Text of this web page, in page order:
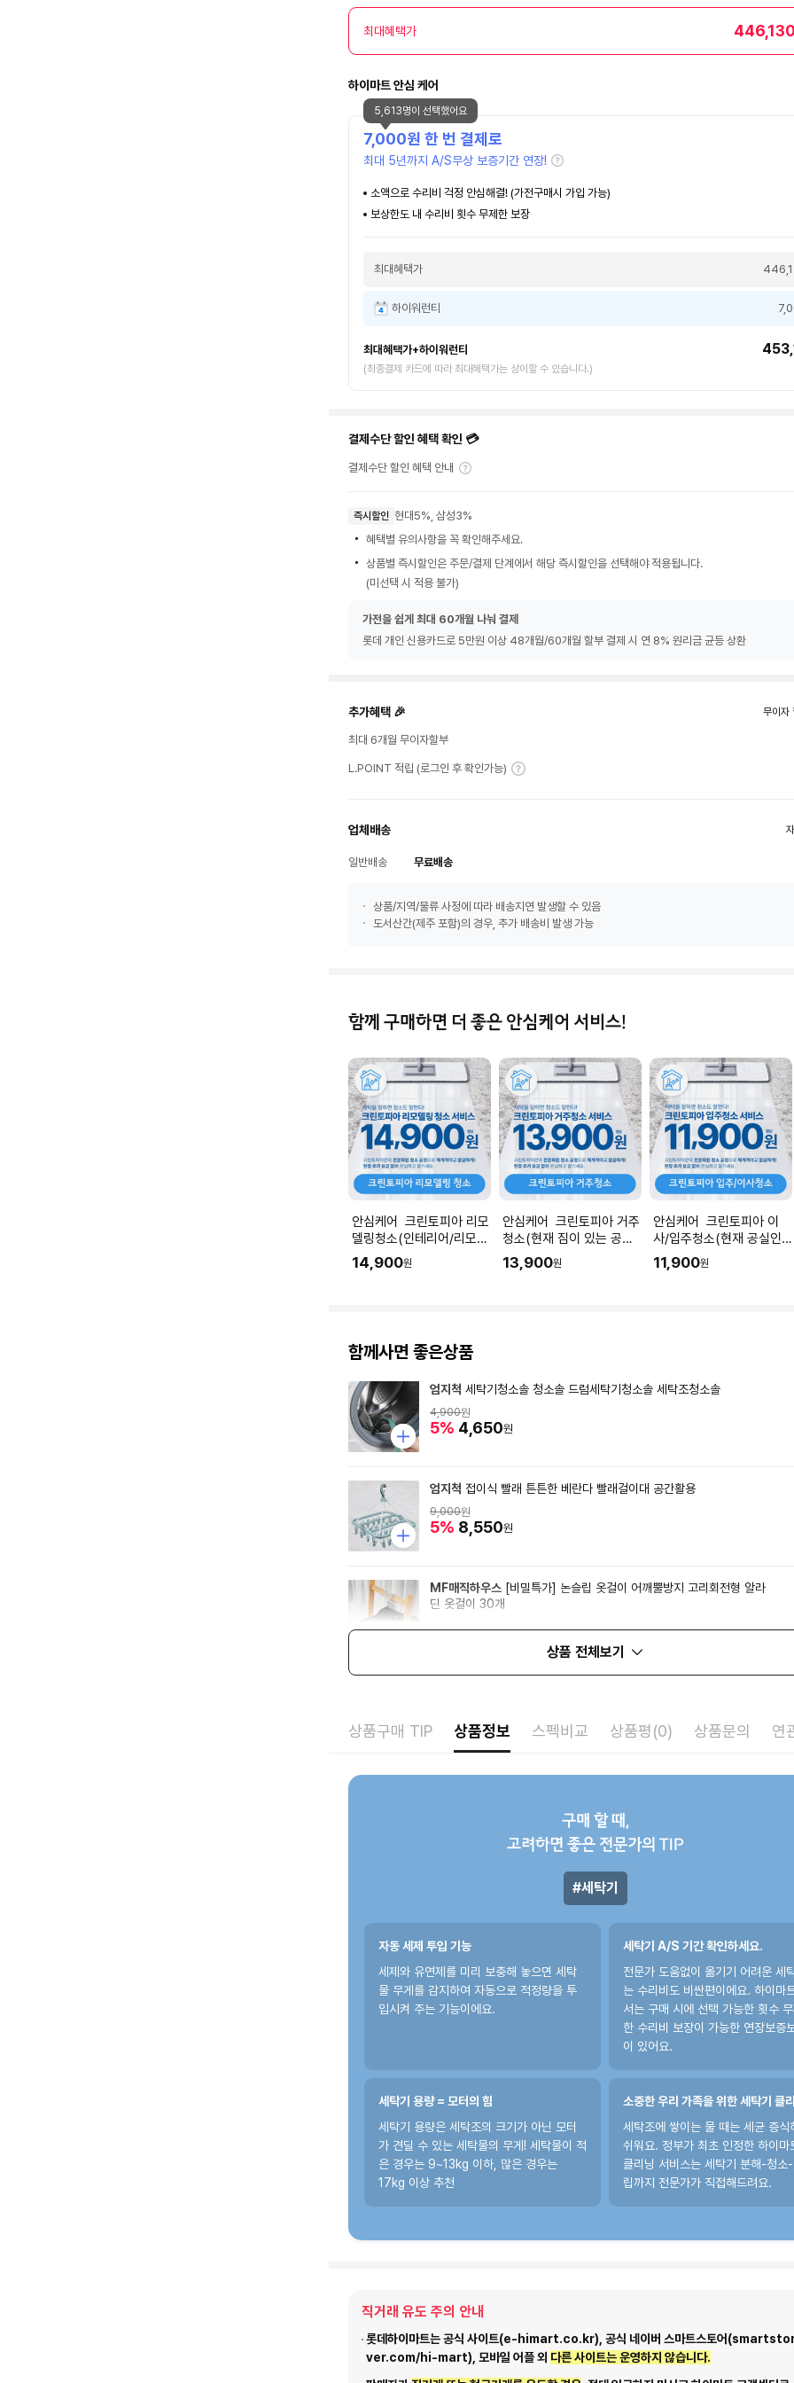
최대혜택가
하이마트 안심 케어
7,000원 한 번 결제로
최대 5년까지 A/S무상 보증기간 연장!
소액으로 수리비 걱정 안심해결! (가전구매시 가입 가능)
보상한도 내 수리비 횟수 무제한 보장
최대혜택가
하이워런티
최대혜택가+하이워런티
(최종결제 카드에 따라 최대혜택가는 상이할 수 있습니다.)
5,613명이 선택했어요
결제수단 할인 혜택 확인 💳
결제수단 할인 혜택 안내
즉시할인 현대5%, 삼성3%
혜택별 유의사항을 꼭 확인해주세요.
상품별 즉시할인은 주문/결제 단계에서 해당 즉시할인을 선택해야 적용됩니다.
(미선택 시 적용 불가)
가전을 쉽게 최대 60개월 나눠 결제
롯데 개인 신용카드로 5만원 이상 48개월/60개월 할부 결제 시 연 8% 원리금 균등 상환
추가혜택 🎉 무이자
최대 6개월 무이자할부
L.POINT 적립 (로그인 후 확인가능)
업체배송
일반배송 무료배송
상품/지역/물류 사정에 따라 배송지연 발생할 수 있음
도서산간(제주 포함)의 경우, 추가 배송비 발생 가능
함께 구매하면 더 좋은 안심케어 서비스!
안심케어 크린토피아 리모
델링청소(인테리어/리모델
링 공사 직후) I 공간 평수
에 맞춰 수량을 입력해주세
14,900원
안심케어 크린토피아 거주
청소(현재 짐이 있는 공간
청소) I 공간 평수에 맞춰
수량을 입력해주세요.
13,900원
안심케어 크린토피아 이
사/입주청소(현재 공실인
공간청소) I 공간 평수에 맞
춰 수량을 입력해주세요.
11,900원
함께사면 좋은상품
엄지척 세탁기청소솔 청소솔 드럼세탁기청소솔 세탁조청소솔
4,900원
5% 4,650원
엄지척 접이식 빨래 튼튼한 베란다 빨래걸이대 공간활용
9,000원
5% 8,550원
MF매직하우스 [비밀특가] 논슬립 옷걸이 어깨뿔방지 고리회전형 알라
딘 옷걸이 30개
14,500원
상품 전체보기
상품구매 TIP 상품정보 스펙비교 상품평(0) 상품문의 연
구매 할 때,
고려하면 좋은 전문가의 TIP
세탁기
자동 세제 투입 기능
세제와 유연제를 미리 보충해 놓으면 세탁
물 무게를 감지하여 자동으로 적정량을 투
입시켜 주는 기능이에요.
세탁기 용량 = 모터의 힘
세탁기 용량은 세탁조의 크기가 아닌 모터
가 견딜 수 있는 세탁물의 무게! 세탁물이 적
은 경우는 9~13kg 이하, 많은 경우는
17kg 이상 추천
세탁기 A/S 기간 확인하세요.
전문가 도움없이 옮기기 어려운 세
는 수리비도 비싼편이에요. 하이마
서는 구매 시에 선택 가능한 횟수 무
한 수리비 보장이 가능한 연장보증
이 있어요.
소중한 우리 가족을 위한 세탁기 클
세탁조에 쌓이는 물 때는 세균 증식
쉬워요. 정부가 최초 인정한 하이마
클리닝 서비스는 세탁기 분해-청소
립까지 전문가가 직접해드려요.
직거래 유도 주의 안내
롯데하이마트는 공식 사이트(e-himart.co.kr), 공식 네이버 스마트스토어
ver.com/hi-mart), 모바일 어플 외 다른 사이트는 운영하지 않습니다.